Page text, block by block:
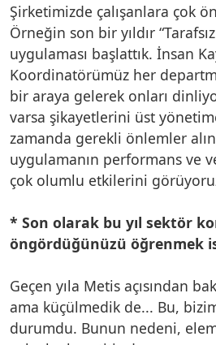
Şirketimizde çalışanlara çok
Örneğin son bir yıldır
uygulaması başlattık. İnsan
Koordinatörümüz her
bir araya gelerek onları
varsa şikayetlerini üst
zamanda gerekli önlemler
uygulamanın performans ve
çok olumlu etkilerini
* Son olarak bu yıl sektör
öngördüğünüzü öğrenmek
Geçen yıla Metis açısından
ama küçülmedik de... Bu,
durumdu. Bunun nedeni,